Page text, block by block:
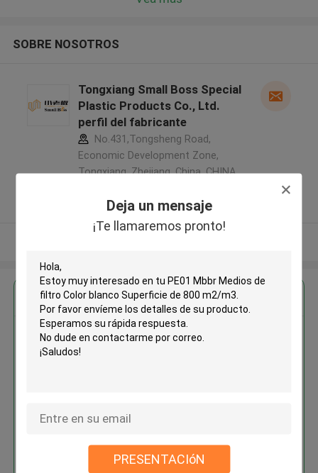
Deja un mensaje
¡Te llamaremos pronto!
PRESENTACIóN
SOBRE NOSOTROS
Tongxiang Small Boss Special
Plastic Products Co., Ltd.
perfil del fabricante
No.431,Tongsheng Road,
Economic Development Zone,
Tongxiang, Zhejiang, China ,CHINA
Proveedor verificado
Obtenga el mejor precio por
PE01 Mbbr Medios de filtro
Continuar